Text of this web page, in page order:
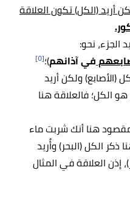
أريد (الكل) تكون العلاقة
الجزء، نحو:
في آذانهم)؛[٥]
(الأصابع) ولكن أريد
هو الكل؛ فالعلاقة هنا
هنا أنك شربت ماء
ذكر الكل (البحر) وأُريد
إذن العلاقة في المثال